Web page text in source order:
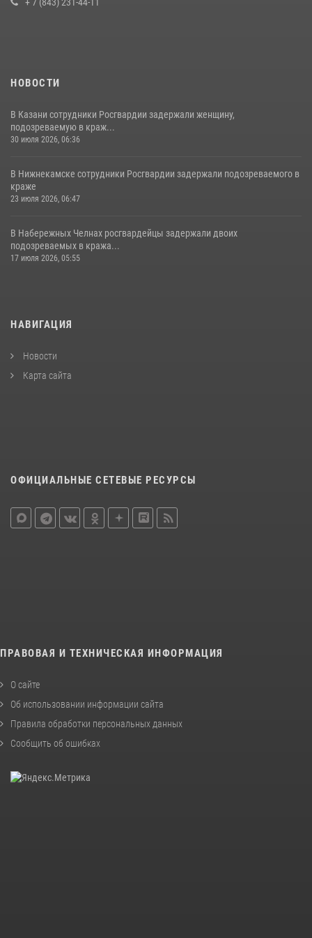
НОВОСТИ
В Казани сотрудники Росгвардии задержали женщину,
подозреваемую в краж...
30 июля 2026, 06:36
В Нижнекамске сотрудники Росгвардии задержали подозреваемого в
краже
23 июля 2026, 06:47
В Набережных Челнах росгвардейцы задержали двоих
подозреваемых в кража...
17 июля 2026, 05:55
НАВИГАЦИЯ
Новости
Карта сайта
ОФИЦИАЛЬНЫЕ СЕТЕВЫЕ РЕСУРСЫ
ПРАВОВАЯ И ТЕХНИЧЕСКАЯ ИНФОРМАЦИЯ
О сайте
Об использовании информации сайта
Правила обработки персональных данных
Сообщить об ошибках